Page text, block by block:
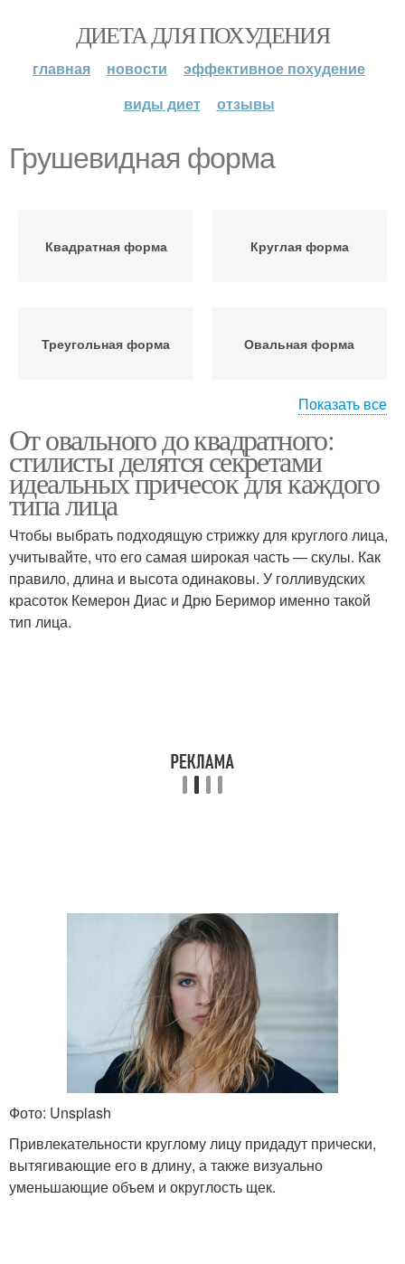
ДИЕТА ДЛЯ ПОХУДЕНИЯ
главная новости
эффективное похудение
виды диет
отзывы
Грушевидная форма
Квадратная форма Круглая форма
Треугольная форма Овальная форма
Сердцеобразная форма Прямоугольная форма
Показать все
От овального до квадратного:
стилисты делятся секретами
идеальных причесок для каждого
типа лица
Чтобы выбрать подходящую стрижку для круглого лица,
учитывайте, что его самая широкая часть — скулы. Как
правило, длина и высота одинаковы. У голливудских
красоток Кемерон Диас и Дрю Беримор именно такой
тип лица.
Фото: Unsplash
Привлекательности круглому лицу придадут прически,
вытягивающие его в длину, а также визуально
уменьшающие объем и округлость щек.